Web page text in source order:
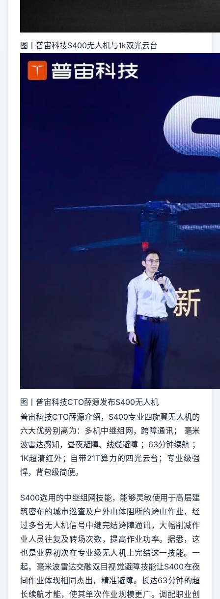
图丨普宙科技S400无人机与1k双光云台
图丨普宙科技CTO薛源发布S400无人机
普宙科技CTO薛源介绍，S400专业四旋翼无人机的
六大优势别离为：多机中继组网，跨障通讯； 毫米
波雷达感知，昼夜避障、线缆避障 ；63分钟续航 ；
1K超清红外；自带21T算力的四光云台；专业级强
悍，背包级简便。
S400选用的中继组网技能，能够灵敏使用于高层建
筑密布的城市巡查及户外山体阻断的跨山作业，经
过多台无人机信号中继完结跨障通讯，大幅削减作
业人员往复及转场次数，提高作业功率。据悉，这
也是业界初次在专业级无人机上完结这一技能。一
起，毫米波雷达交融双目视觉避障技能让S400在夜
间作业体现相同杰出，精准避障。长达63分钟的超
长续航才能，使其单次作业规模更广。调配职业创